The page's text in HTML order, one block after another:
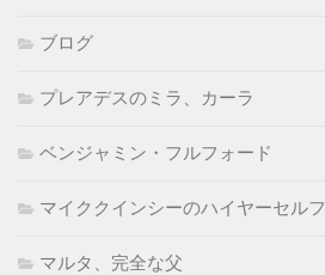
ブログ
プレアデスのミラ、カーラ
ベンジャミン・フルフォード
マイククインシーのハイヤーセルフ
マルタ、完全な父